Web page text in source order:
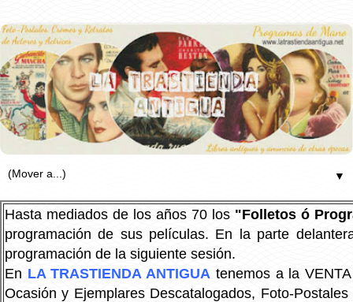
▼
Hasta mediados de los años 70 los "Folletos ó
programación de sus películas. En la parte
programación de la siguiente sesión.
En LA TRASTIENDA ANTIGUA tenemos a la
Ocasión y Ejemplares Descatalogados, Foto-